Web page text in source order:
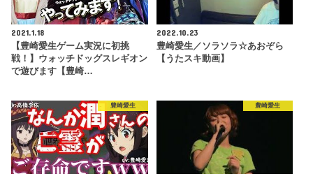
2021.1.18
【豊崎愛生ゲーム実況に初挑
戦！】ウォッチドッグスレギオン
で遊びます【豊崎…
2022.10.23
豊崎愛生／ソラソラ☆あおぞら
【うたスキ動画】
豊崎愛生 豊崎愛生